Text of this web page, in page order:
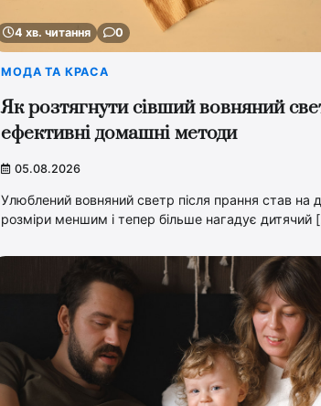
4 хв. читання 0
МОДА ТА КРАСА
Як розтягнути сівший вовняний
ефективні домашні методи
05.08.2026
Улюблений вовняний светр після прання став на
розміри меншим і тепер більше нагадує дитячий